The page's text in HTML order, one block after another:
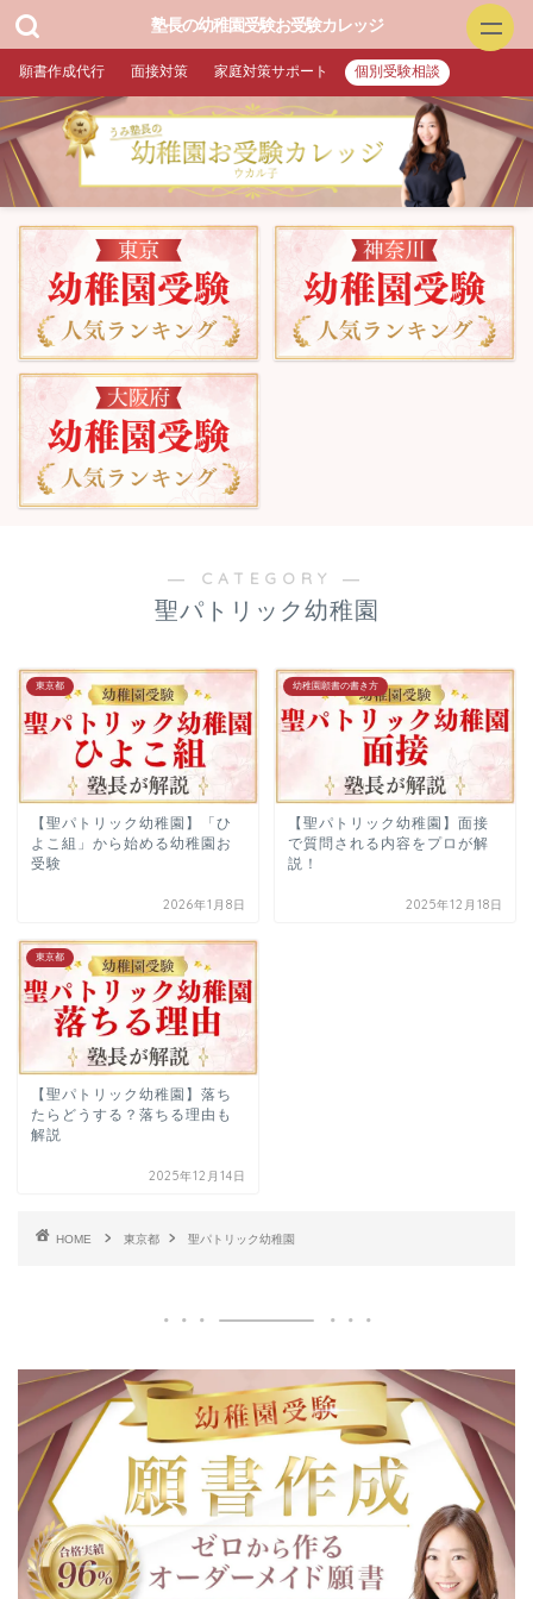
塾長の幼稚園受験お受験カレッジ
願書作成代行 面接対策 家庭対策サポート 個別受験相談
― CATEGORY ―
聖パトリック幼稚園
東京都
【聖パトリック幼稚園】「ひ
よこ組」から始める幼稚園お
受験
2026年1月8日
幼稚園願書の書き方
【聖パトリック幼稚園】面接
で質問される内容をプロが解
説！
2025年12月18日
東京都
【聖パトリック幼稚園】落ち
たらどうする？落ちる理由も
解説
2025年12月14日
HOME 東京都 聖パトリック幼稚園
幼稚園お受験
▲面接特訓・回答集 作成付き ▲願書作成・添削
▲家庭対策サポート
▲小学校受験をプロが解説
ご依頼までの流れ
カテゴリー
幼稚園受験お悩み解決
光塩幼稚園
上野毛幼稚園
明星幼稚園
東洋英和幼稚園
晃華学園マリアの園幼稚
園
お茶の水女子大学附属幼
稚園